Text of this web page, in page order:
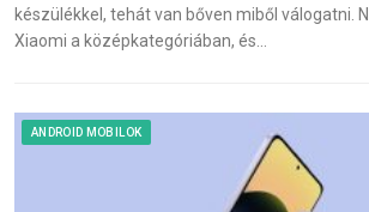
készülékkel, tehát van bőven miből válogatni.
Xiaomi a középkategóriában, és…
ANDROID MOBILOK